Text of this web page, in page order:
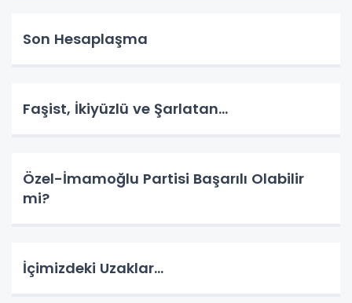
Son Hesaplaşma
Faşist, İkiyüzlü ve Şarlatan…
Özel-İmamoğlu Partisi Başarılı Olabilir
mi?
İçimizdeki Uzaklar…